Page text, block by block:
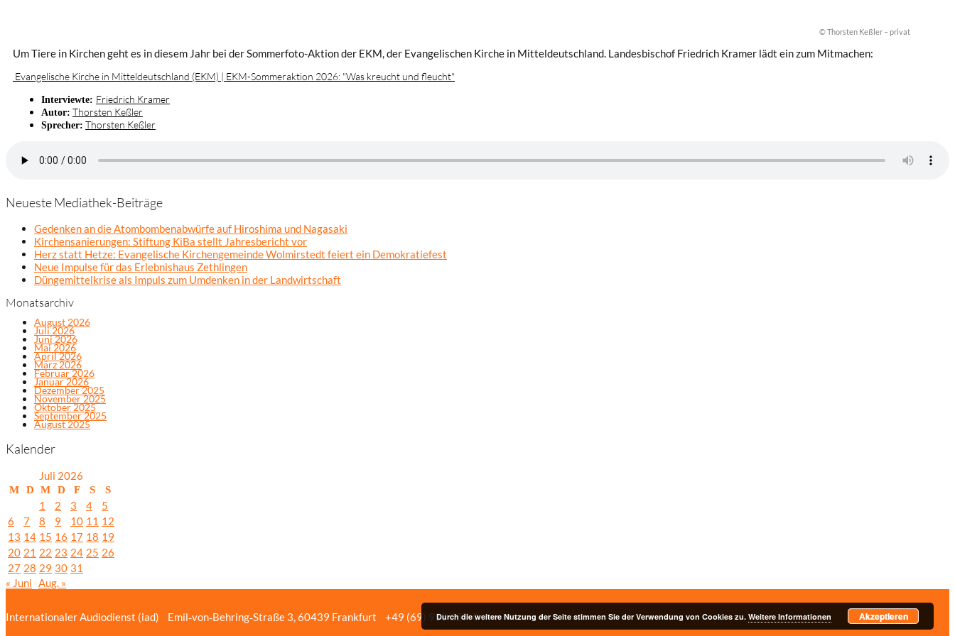
© Thorsten Keßler – privat
Um Tiere in Kirchen geht es in diesem Jahr bei der Sommerfoto-Aktion der EKM, der Evangelischen Kirche in Mitteldeutschland. Landesbischof Friedrich Kramer lädt ein zum Mitmachen:
Evangelische Kirche in Mitteldeutschland (EKM) | EKM-Sommeraktion 2026: "Was kreucht und fleucht"
Interviewte: Friedrich Kramer
Autor: Thorsten Keßler
Sprecher: Thorsten Keßler
Neueste Mediathek-Beiträge
Gedenken an die Atombombenabwürfe auf Hiroshima und Nagasaki
Kirchensanierungen: Stiftung KiBa stellt Jahresbericht vor
Herz statt Hetze: Evangelische Kirchengemeinde Wolmirstedt feiert ein Demokratiefest
Neue Impulse für das Erlebnishaus Zethlingen
Düngemittelkrise als Impuls zum Umdenken in der Landwirtschaft
Monatsarchiv
August 2026
Juli 2026
Juni 2026
Mai 2026
April 2026
März 2026
Februar 2026
Januar 2026
Dezember 2025
November 2025
Oktober 2025
September 2025
August 2025
Kalender
Juli 2026
M D M D F S S
1 2 3 4
5
6
7 8 9 10 11 12
13 14 15 16 17 18 19
20 21 22 23 24 25 26
27 28 29 30 31
« Juni Aug. »
Internationaler Audiodienst (iad) Emil‑von‑Behring‑Straße 3, 60439 Frankfurt +49 (69) 958 037‑0Bildnachweise Impressum/Datenschutzerklärung
Durch die weitere Nutzung der Seite stimmen Sie der Verwendung von Cookies zu. Weitere Informationen Akzeptieren